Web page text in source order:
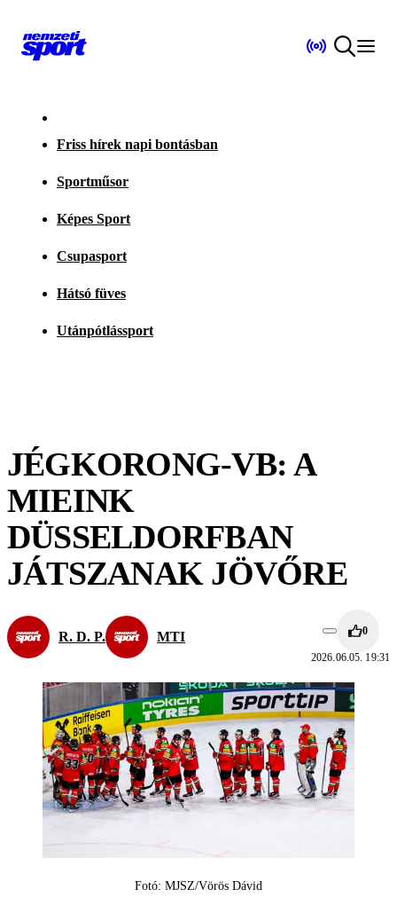
Friss hírek napi bontásban
Sportműsor
Képes Sport
Csupasport
Hátsó füves
Utánpótlássport
JÉGKORONG-VB: A
MIEINK
DÜSSELDORFBAN
JÁTSZANAK JÖVŐRE
R. D. P. MTI 0
2026.06.05. 19:31
Fotó: MJSZ/Vörös Dávid